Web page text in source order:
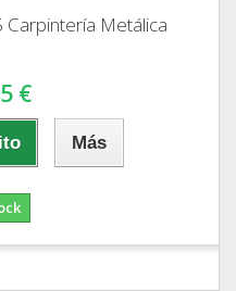
Metálica
€
Más